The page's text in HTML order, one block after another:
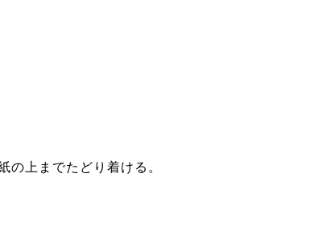
の上までたどり着ける。